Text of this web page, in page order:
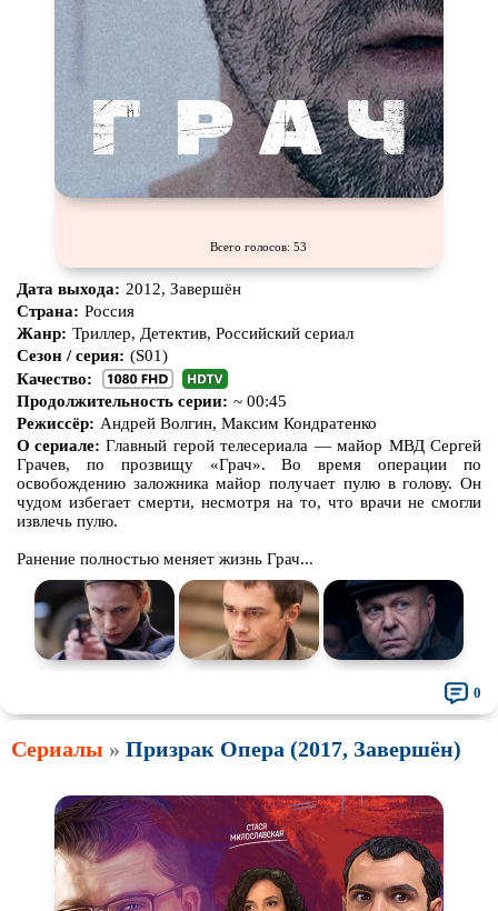
Всего голосов: 53
Дата выхода: 2012, Завершён
Страна: Россия
Жанр: Триллер, Детектив, Российский сериал
Сезон / серия: (S01)
Качество:
Продолжительность серии: ~ 00:45
Режиссёр: Андрей Волгин, Максим Кондратенко
О сериале: Главный герой телесериала — майор МВД Сергей
Грачев, по прозвищу «Грач». Во время операции по
освобождению заложника майор получает пулю в голову. Он
чудом избегает смерти, несмотря на то, что врачи не смогли
извлечь пулю.
Ранение полностью меняет жизнь Грач...
0
Сериалы » Призрак Опера (2017, Завершён)